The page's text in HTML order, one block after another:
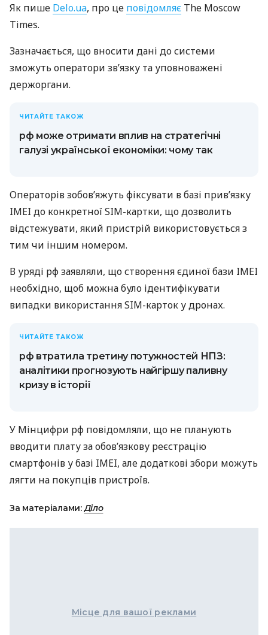
Як пише Delo.ua, про це повідомляє The Moscow
Times.
Зазначається, що вносити дані до системи
зможуть оператори зв’язку та уповноважені
держоргани.
ЧИТАЙТЕ ТАКОЖ
рф може отримати вплив на стратегічні
галузі української економіки: чому так
Операторів зобов’яжуть фіксувати в базі прив’язку
IMEI до конкретної SIM-картки, що дозволить
відстежувати, який пристрій використовується з
тим чи іншим номером.
В уряді рф заявляли, що створення єдиної бази IMEI
необхідно, щоб можна було ідентифікувати
випадки використання SIM-карток у дронах.
ЧИТАЙТЕ ТАКОЖ
рф втратила третину потужностей НПЗ:
аналітики прогнозують найгіршу паливну
кризу в історії
У Мінцифри рф повідомляли, що не планують
вводити плату за обов’язкову реєстрацію
смартфонів у базі IMEI, але додаткові збори можуть
лягти на покупців пристроїв.
За матеріалами:Діло
Місце для вашої реклами